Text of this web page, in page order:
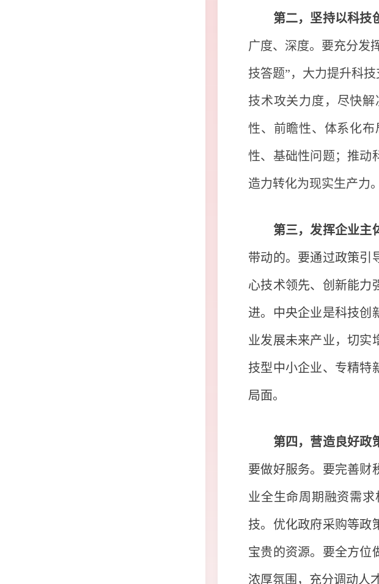
第二，坚持以科技
广度、深度。要充分发
技答题”，大力提升科
技术攻关力度，尽快
性、前瞻性、体系化
性、基础性问题；推动
造力转化为现实生产力。
第三，发挥企业主
带动的。要通过政策引
心技术领先、创新能力
进。中央企业是科技创
业发展未来产业，切实
技型中小企业、专精特
局面。
第四，营造良好政
要做好服务。要完善财
业全生命周期融资需
技。优化政府采购等政
宝贵的资源。要全方位
浓厚氛围，充分调动人